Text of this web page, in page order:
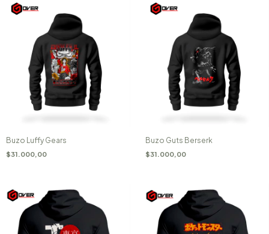
Buzo Luffy Gears
$31.000,00
Buzo Guts Berserk
$31.000,00